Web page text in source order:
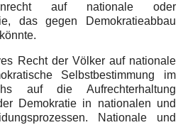
auf nationale oder
das gegen Demokratieabbau
Recht der Völker auf nationale
Selbstbestimmung im
auf die Aufrechterhaltung
Demokratie in nationalen und
Nationale und